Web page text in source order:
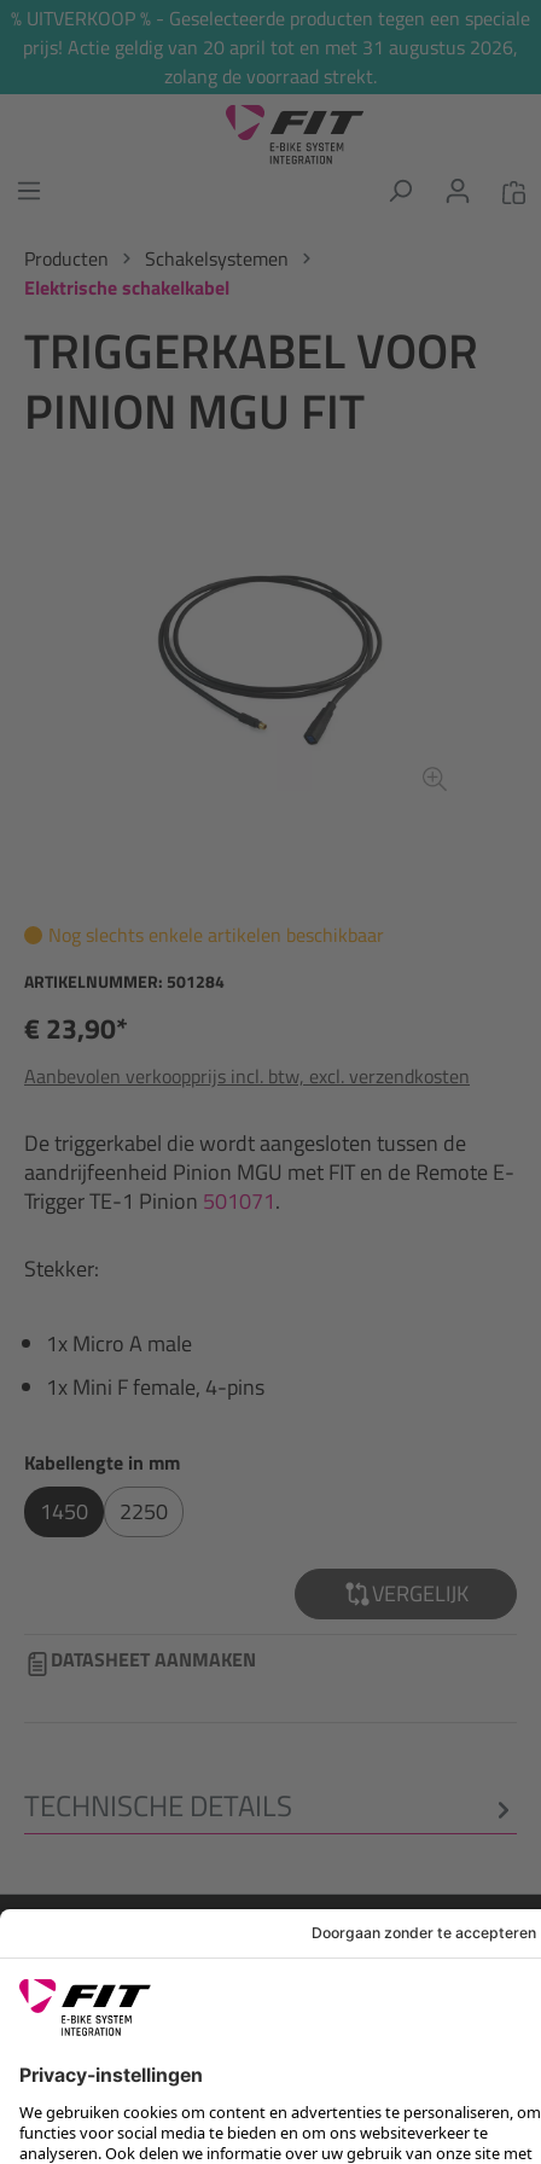
% UITVERKOOP % - Geselecteerde producten tegen een speciale
prijs! Actie geldig van 20 april tot en met 31 augustus 2026,
zolang de voorraad strekt.
Producten
Schakelsystemen
Elektrische schakelkabel
TRIGGERKABEL VOOR
PINION MGU FIT
Nog slechts enkele artikelen beschikbaar
ARTIKELNUMMER: 501284
€ 23,90*
Aanbevolen verkoopprijs incl. btw, excl. verzendkosten
De triggerkabel die wordt aangesloten tussen de
aandrijfeenheid Pinion MGU met FIT en de Remote E-
Trigger TE-1 Pinion 501071.
Stekker:
1x Micro A male
1x Mini F female, 4-pins
Selecteer
Kabellengte in mm
1450 2250
VERGELIJK
DATASHEET AANMAKEN
TECHNISCHE DETAILS
WETTELIJKE INFO
SERVICE
VOLG ONS OP